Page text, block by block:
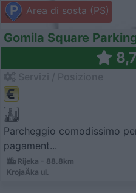
Area di sosta (PS)
Gomila Square
8,7
Parcheggio comodissimo
pagament...
Rijeka - 88.8km
KrojaÄka ul.